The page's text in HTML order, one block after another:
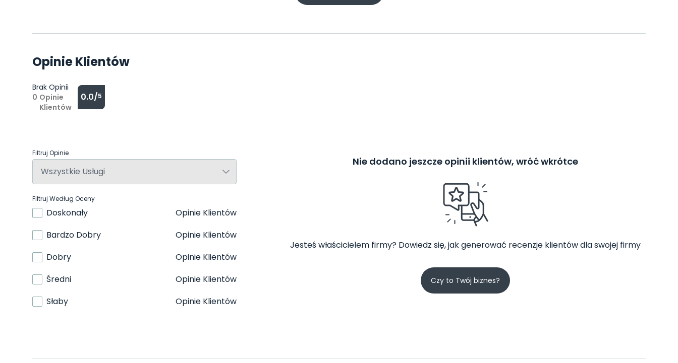
Opinie Klientów
Brak Opinii
0 Opinie
Klientów
0.0/5
Filtruj Opinie
Filtruj Według Oceny
Doskonały
Opinie Klientów
Bardzo Dobry
Opinie Klientów
Dobry
Opinie Klientów
Średni
Opinie Klientów
Słaby
Opinie Klientów
Nie dodano jeszcze opinii klientów, wróć wkrótce
Jesteś właścicielem firmy? Dowiedz się, jak generować recenzje klientów dla swojej firmy
Czy to Twój biznes?